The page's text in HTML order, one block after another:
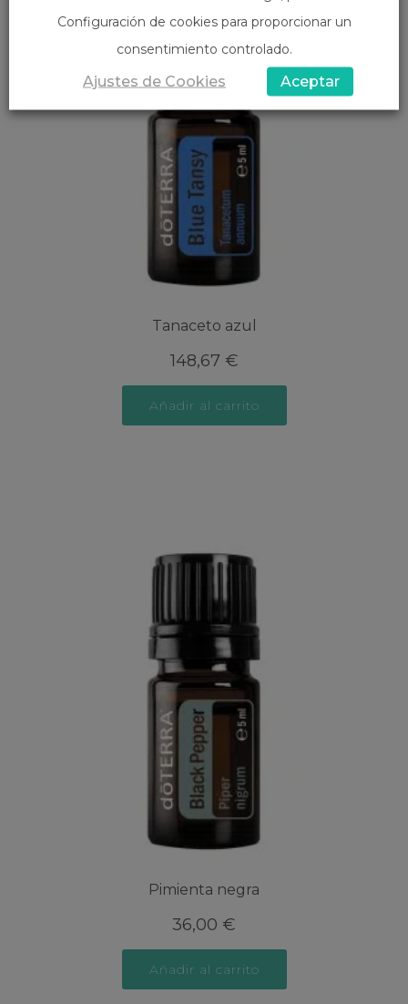
Tanaceto azul
148,67 €
Añadir al carrito
Pimienta negra
36,00 €
Añadir al carrito
Configuración de cookies para proporcionar un
consentimiento controlado.
Ajustes de Cookies Aceptar